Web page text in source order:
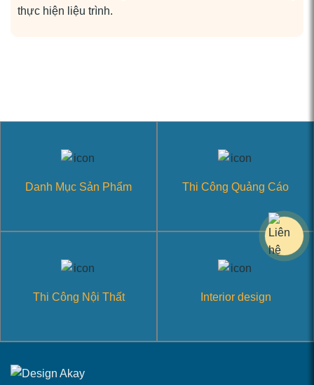
thực hiện liệu trình.
Danh Mục Sản Phẩm Thi Công Quảng Cáo
Thi Công Nội Thất Interior design